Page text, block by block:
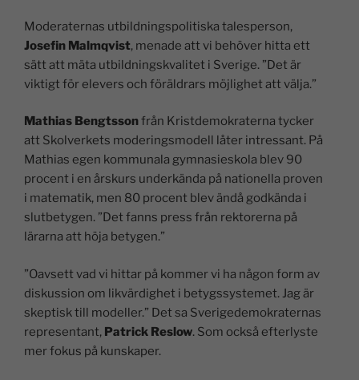
Moderaternas utbildningspolitiska talesperson,
Josefin Malmqvist, menade att vi behöver hitta ett
sätt att mäta utbildningskvalitet i Sverige. ”Det är
viktigt för elevers och föräldrars möjlighet att välja.”
Mathias Bengtssonfrån Kristdemokraterna tycker
att Skolverkets moderingsmodell låter intressant. På
Mathias egen kommunala gymnasieskola blev 90
procent i en årskurs underkända på nationella proven
i matematik, men 80 procent blev ändå godkända i
slutbetygen. ”Det fanns press från rektorerna på
lärarna att höja betygen.”
”Oavsett vad vi hittar på kommer vi ha någon form av
diskussion om likvärdighet i betygssystemet. Jag är
skeptisk till modeller.” Det sa Sverigedemokraternas
representant, Patrick Reslow. Som också efterlyste
mer fokus på kunskaper.